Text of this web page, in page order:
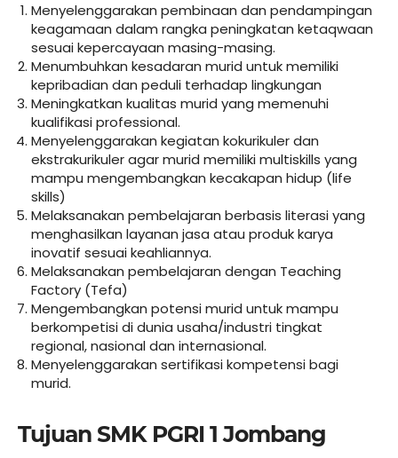
Menyelenggarakan pembinaan dan pendampingan
keagamaan dalam rangka peningkatan ketaqwaan
sesuai kepercayaan masing-masing.
Menumbuhkan kesadaran murid untuk memiliki
kepribadian dan peduli terhadap lingkungan
Meningkatkan kualitas murid yang memenuhi
kualifikasi professional.
Menyelenggarakan kegiatan kokurikuler dan
ekstrakurikuler agar murid memiliki multiskills yang
mampu mengembangkan kecakapan hidup (life
skills)
Melaksanakan pembelajaran berbasis literasi yang
menghasilkan layanan jasa atau produk karya
inovatif sesuai keahliannya.
Melaksanakan pembelajaran dengan Teaching
Factory (Tefa)
Mengembangkan potensi murid untuk mampu
berkompetisi di dunia usaha/industri tingkat
regional, nasional dan internasional.
Menyelenggarakan sertifikasi kompetensi bagi
murid.
Tujuan SMK PGRI 1 Jombang